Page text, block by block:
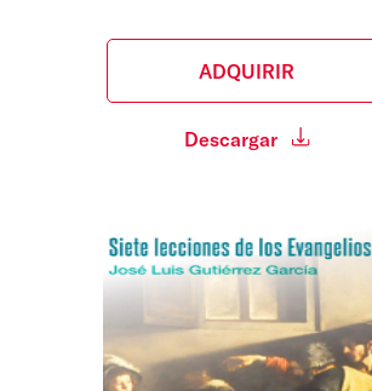
ADQUIRIR
Descargar